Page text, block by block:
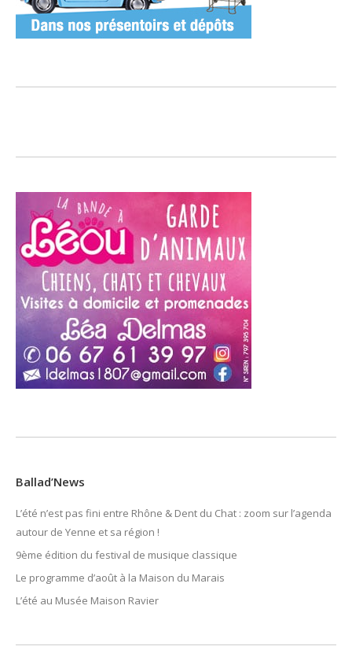
Ballad’News
L’été n’est pas fini entre Rhône & Dent du Chat : zoom sur l’agenda
autour de Yenne et sa région !
9ème édition du festival de musique classique
Le programme d’août à la Maison du Marais
L’été au Musée Maison Ravier